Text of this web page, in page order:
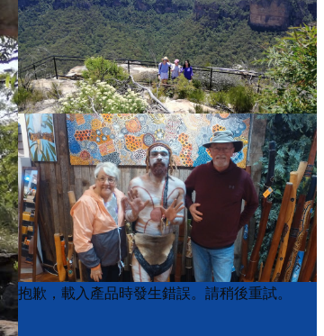
Product
List
Product
List
抱歉，載入產品時發生錯誤。請稍後重試。